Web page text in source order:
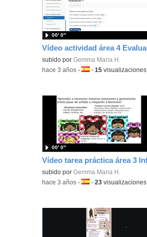
Contenido educativo.
subido porGemma Maria H.
00′ 0″
-hace 3 años -Idioma:
-15 visualizaciones
Contenido educativo.
subido porGemma Maria H.
00′ 0″
-hace 3 años -Idioma:
-23 visualizaciones